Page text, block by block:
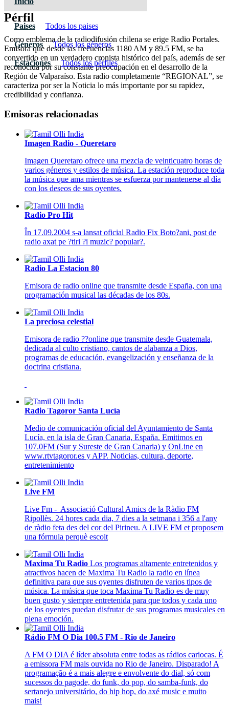
Paises Todos los paises
Géneros Todos los géneros
Estaciones Todos los pérfiles
Pérfil
Como emblema de la radiodifusión chilena se erige Radio Portales.
Emisora que desde las frecuencias 1180 AM y 89.5 FM, se ha
convertido en un verdadero cronista histórico del país, además de ser
reconocida por su constante preocupación en el desarrollo de la
Región de Valparaíso. Esta radio completamente “REGIONAL”, se
caracteriza por ser la Noticia lo más importante por su rapidez,
credibilidad y confianza.
Emisoras relacionadas
Imagen Radio - Queretaro
Imagen Queretaro ofrece una mezcla de veinticuatro horas de
varios géneros y estilos de música. La estación reproduce toda
la música que ama mientras se esfuerza por mantenerse al día
con los deseos de sus oyentes.
Radio Pro Hit
În 17.09.2004 s-a lansat oficial Radio Fix Boto?ani, post de
radio axat pe ?tiri ?i muzic? popular?.
Radio La Estacion 80
Emisora de radio online que transmite desde España, con una
programación musical las décadas de los 80s.
La preciosa celestial
Emisora de radio ??online que transmite desde Guatemala,
dedicada al culto cristiano, cantos de alabanza a Dios,
programas de educación, evangelización y enseñanza de la
doctrina cristiana.
Radio Tagoror Santa Lucía
Medio de comunicación oficial del Ayuntamiento de Santa
Lucía, en la isla de Gran Canaria, España. Emitimos en
107.0FM (Sur y Sureste de Gran Canaria) y OnLine en
www.rtvtagoror.es y APP. Noticias, cultura, deporte,
entretenimiento
Live FM
Live Fm - Associació Cultural Amics de la Ràdio FM
Ripollès. 24 hores cada dia, 7 dies a la setmana i 356 a l'any
de ràdio feta des del cor del Pirineu. A LIVE FM et proposem
una fórmula perquè escolt
Maxima Tu Radio Los programas altamente entretenidos y
atractivos hacen de Maxima Tu Radio la radio en línea
definitiva para que sus oyentes disfruten de varios tipos de
música. La música que toca Maxima Tu Radio es de muy
buen gusto y siempre entretenida para que todos y cada uno
de los oyentes puedan disfrutar de sus programas musicales en
plena emoción.
Rádio FM O Dia 100.5 FM - Rio de Janeiro
A FM O DIA é líder absoluta entre todas as rádios cariocas. É
a emissora FM mais ouvida no Rio de Janeiro. Disparado! A
programação é a mais alegre e envolvente do dial, só com
sucessos do pagode, do funk, do pop, do samba-funk, do
sertanejo universitário, do hip hop, do axé music e muito
mais!